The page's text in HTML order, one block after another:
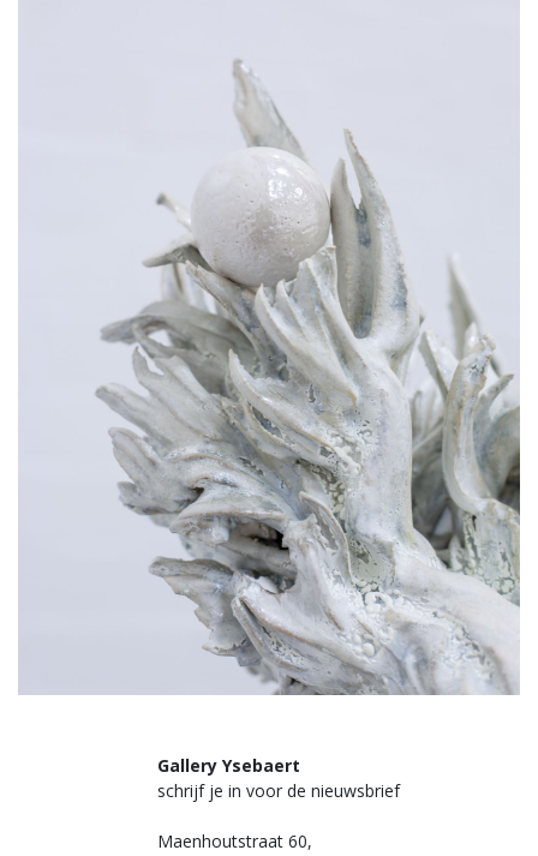
Gallery Ysebaert
schrijf je in voor de nieuwsbrief
Maenhoutstraat 60,